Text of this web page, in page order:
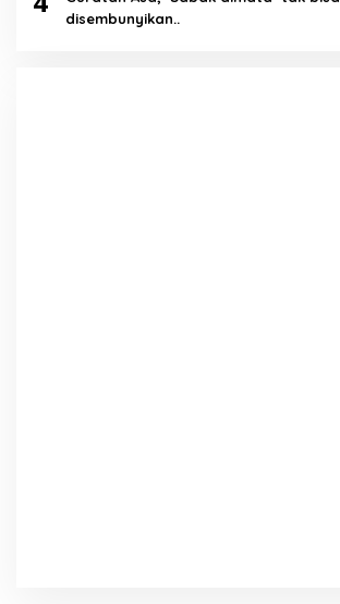
disembunyikan..